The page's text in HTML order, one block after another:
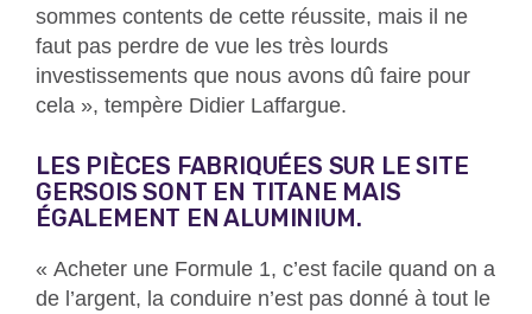
sommes contents de cette réussite, mais il ne
faut pas perdre de vue les très lourds
investissements que nous avons dû faire pour
cela », tempère Didier Laffargue.
LES PIÈCES FABRIQUÉES SUR LE SITE
GERSOIS SONT EN TITANE MAIS
ÉGALEMENT EN ALUMINIUM.
« Acheter une Formule 1, c’est facile quand on a
de l’argent, la conduire n’est pas donné à tout le